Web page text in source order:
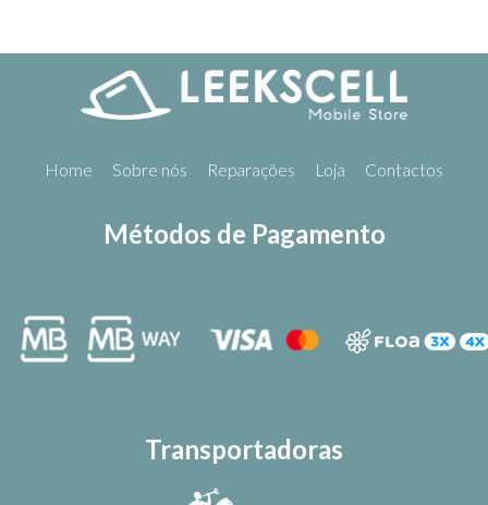
Home Sobre nós Reparações Loja Contactos
Métodos de Pagamento
Transportadoras